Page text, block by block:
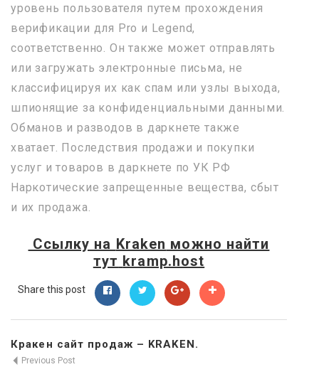
уровень пользователя путем прохождения
верификации для Pro и Legend,
соответственно. Он также может отправлять
или загружать электронные письма, не
классифицируя их как спам или узлы выхода,
шпионящие за конфиденциальными данными.
Обманов и разводов в даркнете также
хватает. Последствия продажи и покупки
услуг и товаров в даркнете по УК РФ
Наркотические запрещенные вещества, сбыт
и их продажа.
Ссылку на Kraken можно найти
тут kramp.host
Share this post
Кракен сайт продаж – KRAKEN.
Previous Post